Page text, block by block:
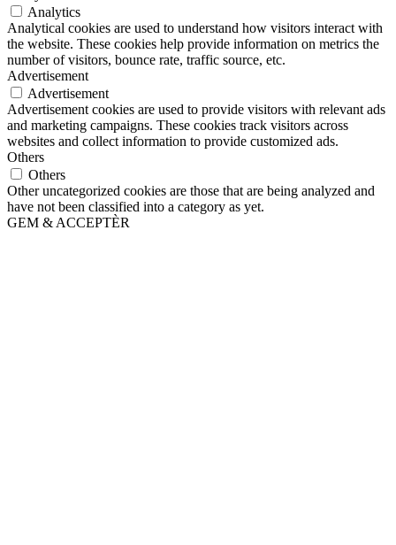
Analytics
Analytical cookies are used to understand how visitors interact with
the website. These cookies help provide information on metrics the
number of visitors, bounce rate, traffic source, etc.
Advertisement
Advertisement
Advertisement cookies are used to provide visitors with relevant ads
and marketing campaigns. These cookies track visitors across
websites and collect information to provide customized ads.
Others
Others
Other uncategorized cookies are those that are being analyzed and
have not been classified into a category as yet.
GEM & ACCEPTÈR